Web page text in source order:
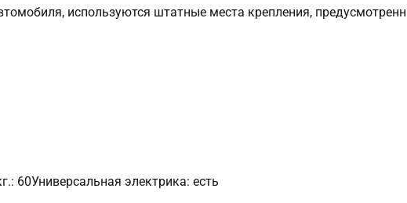
используются штатные места крепления,
60Универсальная электрика: есть